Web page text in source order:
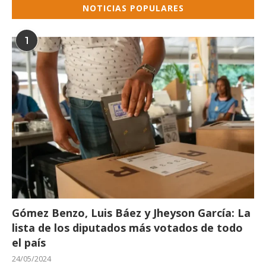
NOTICIAS POPULARES
1
Gómez Benzo, Luis Báez y Jheyson García: La
lista de los diputados más votados de todo
el país
24/05/2024